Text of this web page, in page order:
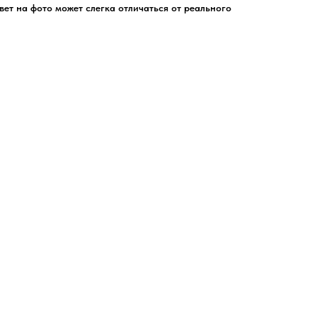
на фото может слегка отличаться от реального